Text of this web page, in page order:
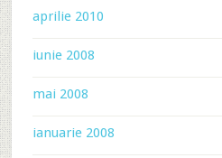
aprilie 2010
iunie 2008
mai 2008
ianuarie 2008